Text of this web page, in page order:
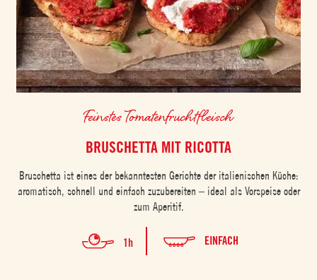
Feinstes Tomatenfruchtfleisch
BRUSCHETTA MIT RICOTTA
Bruschetta ist eines der bekanntesten Gerichte der italienischen Küche:
aromatisch, schnell und einfach zuzubereiten – ideal als Vorspeise oder
zum Aperitif.
1h EINFACH